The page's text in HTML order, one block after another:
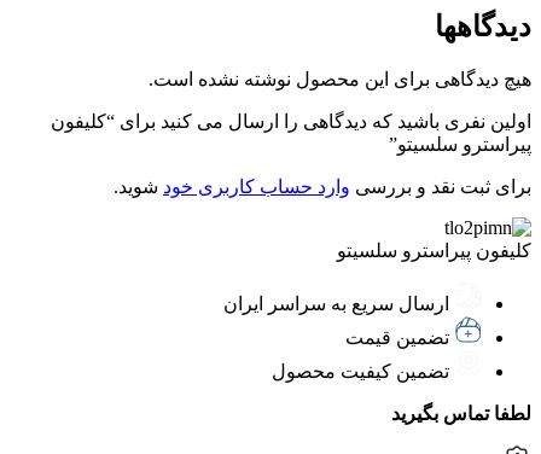
دیدگاهها
هیچ دیدگاهی برای این محصول نوشته نشده است.
اولین نفری باشید که دیدگاهی را ارسال می کنید برای “کلیفون
پیراسترو سلسیتو”
برای ثبت نقد و بررسی وارد حساب کاربری خود شوید.
کلیفون پیراسترو سلسیتو
ارسال سریع به سراسر ایران
تضمین قیمت
تضمین کیفیت محصول
لطفا تماس بگیرید